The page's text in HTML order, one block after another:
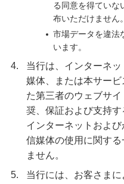
る同意を得ていな
布いただけません。
市場データを違法
います。
4.
当行は、インターネ
媒体、または本サー
た第三者のウェブサ
奨、保証および支持す
インターネットおよ
信媒体の使用に関す
ません。
5.
当行には、お客さま